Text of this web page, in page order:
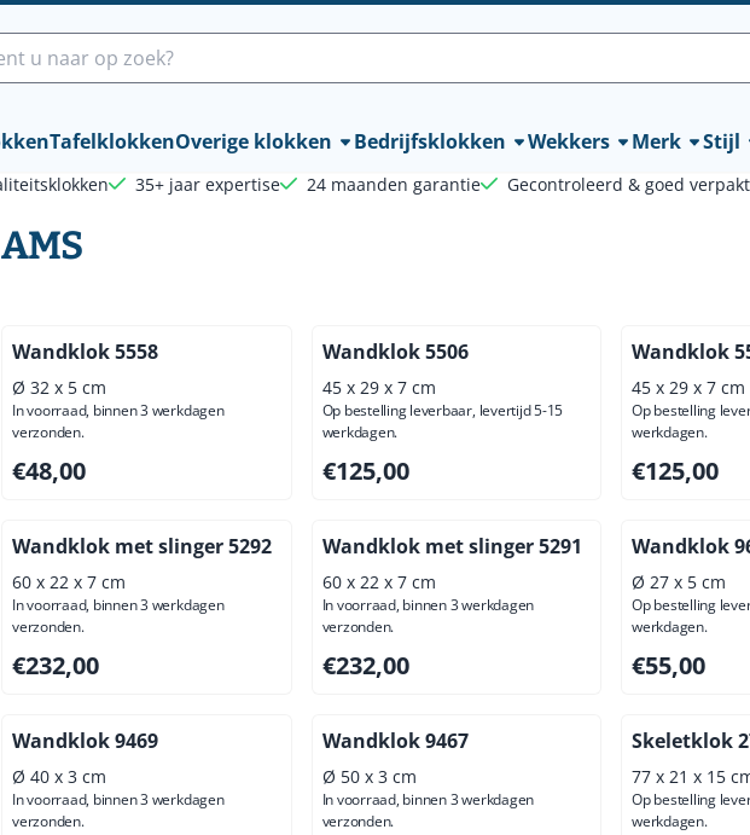
of sta alle cookies toe.
TafelklokkenOverige klokken Bedrijfsklokken Wekkers Merk Stijl
35+ jaar expertise 24 maanden garantie Gecontroleerd & goed verpakt
AMS
Wandklok 5558
Ø 32 x 5 cm
In voorraad, binnen 3 werkdagen
verzonden.
Prijs: 48,00, exclusief btw: 39,67
€48,00
Wandklok 5506
45 x 29 x 7 cm
Op bestelling leverbaar, levertijd 5-15
werkdagen.
Prijs: 125,00, exclusief btw: 103,31
€125,00
Wandklok
45 x 29 x 7 cm
Op bestelling
werkdagen.
Prijs: 125,00,
€125,00
Wandklok met slinger 5292
60 x 22 x 7 cm
In voorraad, binnen 3 werkdagen
verzonden.
Prijs: 232,00, exclusief btw: 191,74
€232,00
Wandklok met slinger 5291
60 x 22 x 7 cm
In voorraad, binnen 3 werkdagen
verzonden.
Prijs: 232,00, exclusief btw: 191,74
€232,00
Wandklok
Ø 27 x 5 cm
Op bestelling
werkdagen.
Prijs: 55,00,
€55,00
Wandklok 9469
Ø 40 x 3 cm
In voorraad, binnen 3 werkdagen
verzonden.
Wandklok 9467
Ø 50 x 3 cm
In voorraad, binnen 3 werkdagen
verzonden.
Skeletklok
77 x 21 x 15
Op bestelling
werkdagen.